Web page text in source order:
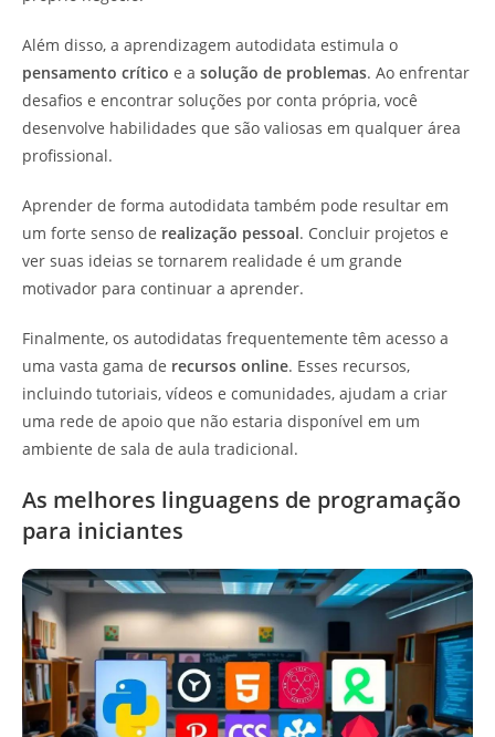
Além disso, a aprendizagem autodidata estimula o
pensamento crítico e a solução de problemas. Ao enfrentar
desafios e encontrar soluções por conta própria, você
desenvolve habilidades que são valiosas em qualquer área
profissional.
Aprender de forma autodidata também pode resultar em
um forte senso de realização pessoal. Concluir projetos e
ver suas ideias se tornarem realidade é um grande
motivador para continuar a aprender.
Finalmente, os autodidatas frequentemente têm acesso a
uma vasta gama de recursos online. Esses recursos,
incluindo tutoriais, vídeos e comunidades, ajudam a criar
uma rede de apoio que não estaria disponível em um
ambiente de sala de aula tradicional.
As melhores linguagens de programação
para iniciantes